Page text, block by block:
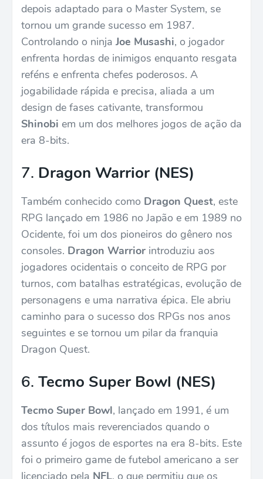
depois adaptado para o Master System, se
tornou um grande sucesso em 1987.
Controlando o ninja Joe Musashi, o jogador
enfrenta hordas de inimigos enquanto resgata
reféns e enfrenta chefes poderosos. A
jogabilidade rápida e precisa, aliada a um
design de fases cativante, transformou
Shinobi em um dos melhores jogos de ação da
era 8-bits.
7. Dragon Warrior (NES)
Também conhecido como Dragon Quest, este
RPG lançado em 1986 no Japão e em 1989 no
Ocidente, foi um dos pioneiros do gênero nos
consoles. Dragon Warrior introduziu aos
jogadores ocidentais o conceito de RPG por
turnos, com batalhas estratégicas, evolução de
personagens e uma narrativa épica. Ele abriu
caminho para o sucesso dos RPGs nos anos
seguintes e se tornou um pilar da franquia
Dragon Quest.
6. Tecmo Super Bowl (NES)
Tecmo Super Bowl, lançado em 1991, é um
dos títulos mais reverenciados quando o
assunto é jogos de esportes na era 8-bits. Este
foi o primeiro game de futebol americano a ser
licenciado pela NFL, o que permitiu que os